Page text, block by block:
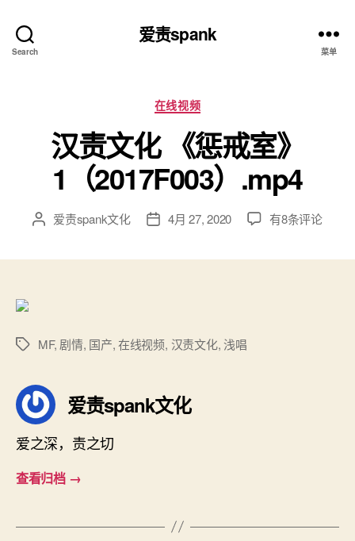
Search
爱责spank
菜单
分
类
在线视频
汉责文化 《惩戒室》
1（2017F003）.mp4
文 爱责spank文化
发 4月 27, 2020
汉
有8条评论
标
MF, 剧情, 国产,在线视频, 汉责文化,浅唱
爱责spank文化
爱之深，责之切
查看归档 →